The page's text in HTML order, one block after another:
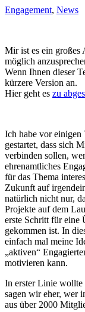
Engagement, News
Mir ist es ein großes
möglich
Wenn Ihnen dieser
kürzere Version an.
Hier geht es zu
Ich habe vor einigen
gestartet, dass sich
verbinden sollen,
ehrenamtliches
für das Thema
Zukunft auf
natürlich nicht nur,
Projekte auf dem
erste Schritt für eine
gekommen ist. In
einfach mal meine
„aktiven“
motivieren kann.
In erster Linie wollte
sagen wir eher, wer
aus über 2000